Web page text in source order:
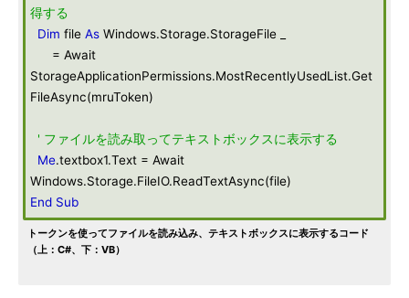
得する
Dim file As Windows.Storage.StorageFile _
= Await
StorageApplicationPermissions.MostRecentlyUsedList.Get
FileAsync(mruToken)
' ファイルを読み取ってテキストボックスに表示する
Me.textbox1.Text = Await
Windows.Storage.FileIO.ReadTextAsync(file)
End Sub
トークンを使ってファイルを読み込み、テキストボックスに表示するコード
（上：C#、下：VB）